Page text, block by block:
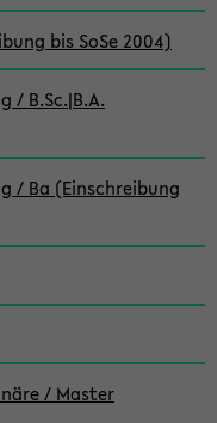
bis SoSe 2004)
/ B.Sc.|B.A.
/ Ba (Einschreibung
/ Master